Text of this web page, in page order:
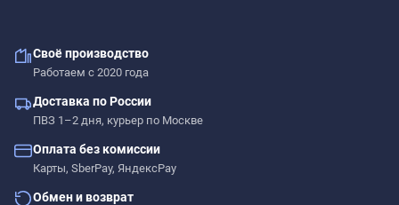
Своё производство
Работаем с 2020 года
Доставка по России
ПВЗ 1–2 дня, курьер по Москве
Оплата без комиссии
Карты, SberPay, ЯндексPay
Обмен и возврат